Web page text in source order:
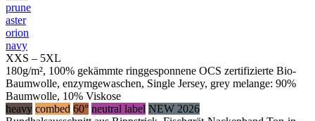
prune
aster
orion
navy
XXS – 5XL
180g/m², 100% gekämmte ringgesponnene OCS zertifizierte Bio-
Baumwolle, enzymgewaschen, Single Jersey, grey melange: 90%
Baumwolle, 10% Viskose
heavy combed 60° neutral label NEW 2026